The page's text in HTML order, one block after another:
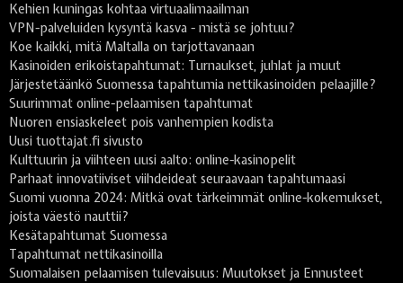
Kehien kuningas kohtaa virtuaalimaailman
VPN-palveluiden kysyntä kasva - mistä se johtuu?
Koe kaikki, mitä Maltalla on tarjottavanaan
Kasinoiden erikoistapahtumat: Turnaukset, juhlat ja muut
Järjestetäänkö Suomessa tapahtumia nettikasinoiden pelaajille?
Suurimmat online-pelaamisen tapahtumat
Nuoren ensiaskeleet pois vanhempien kodista
Uusi tuottajat.fi sivusto
Kulttuurin ja viihteen uusi aalto: online-kasinopelit
Parhaat innovatiiviset viihdeideat seuraavaan tapahtumaasi
Suomi vuonna 2024: Mitkä ovat tärkeimmät online-kokemukset,
joista väestö nauttii?
Kesätapahtumat Suomessa
Tapahtumat nettikasinoilla
Suomalaisen pelaamisen tulevaisuus: Muutokset ja Ennusteet